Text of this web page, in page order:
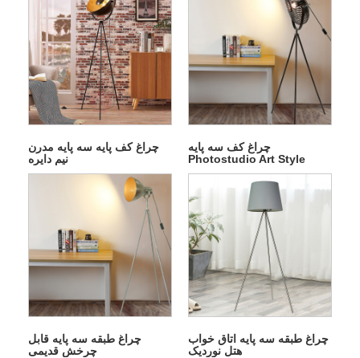
چراغ کف پایه سه پایه مدرن
نیم دایره
چراغ کف سه پایه
Photostudio Art Style
چراغ طبقه سه پایه قابل
چرخش قدیمی
چراغ طبقه سه پایه اتاق خواب
هتل نوردیک